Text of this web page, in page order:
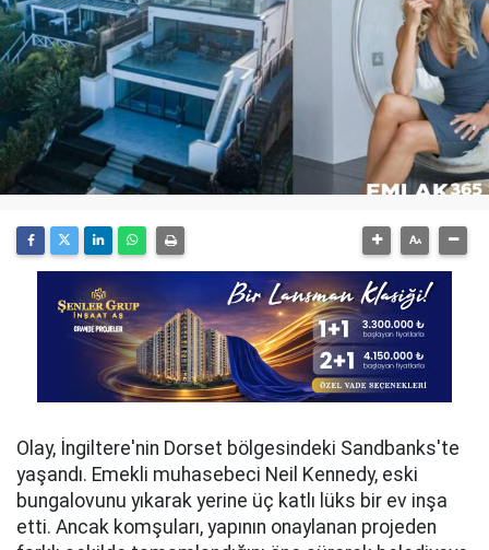
Olay, İngiltere'nin Dorset bölgesindeki Sandbanks'te
yaşandı. Emekli muhasebeci Neil Kennedy, eski
bungalovunu yıkarak yerine üç katlı lüks bir ev inşa
etti. Ancak komşuları, yapının onaylanan projeden